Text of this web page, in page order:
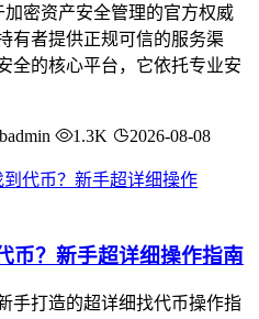
加密资产安全管理的官方权威
有者提供正规可信的服务渠
全的核心平台，它依托专业安
1.3K 2026-08-08
币？新手超详细操作指南
手打造的超详细找代币操作指